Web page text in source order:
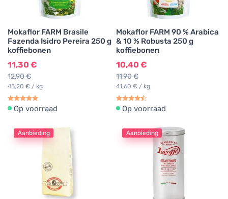
Mokaflor FARM Brasile
Fazenda Isidro Pereira 250 g
koffiebonen
11,30 €
12,90 €
45,20 € / kg
Op voorraad
Mokaflor FARM 90 % Arabica
& 10 % Robusta 250 g
koffiebonen
10,40 €
11,90 €
41,60 € / kg
Op voorraad
Aanbieding Aanbieding